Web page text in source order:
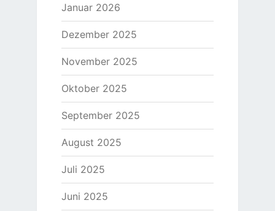
Januar 2026
Dezember 2025
November 2025
Oktober 2025
September 2025
August 2025
Juli 2025
Juni 2025